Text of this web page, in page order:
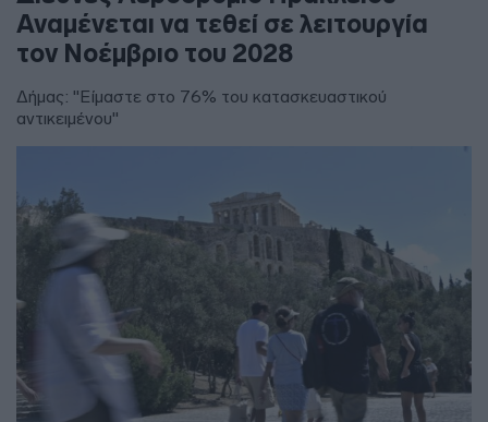
Αναμένεται να τεθεί σε λειτουργία
τον Νοέμβριο του 2028
Δήμας: "Είμαστε στο 76% του κατασκευαστικού
αντικειμένου"